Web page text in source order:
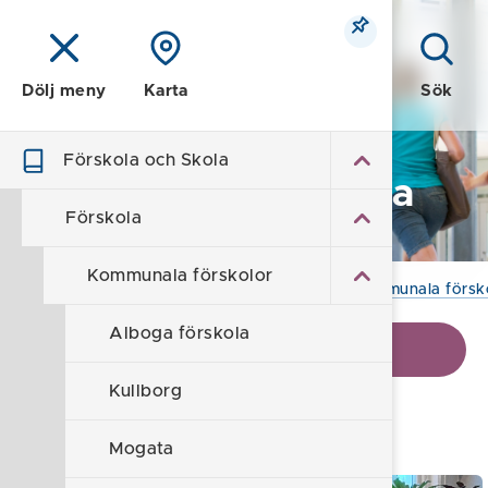
Meny Sök
Dölj meny Karta
Förskola och Skola
Förskola
Kommunala förskolor
Alboga förskola
Kullborg
Mogata
Förskola och Skola
Kommunala
Sankt Anna förskola